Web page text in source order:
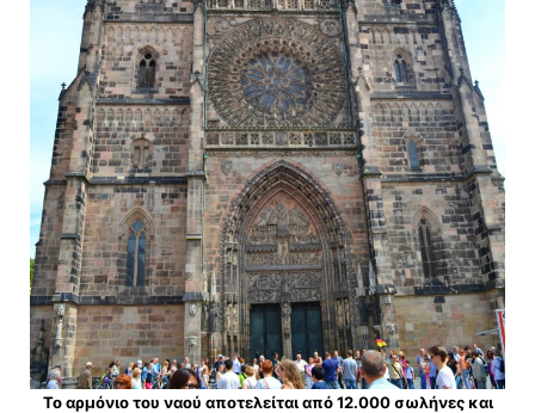
Το αρμόνιο του ναού αποτελείται από 12.000 σωλήνες και